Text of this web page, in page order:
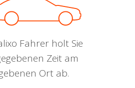
Fahrer holt Sie
Zeit am
Ort ab.